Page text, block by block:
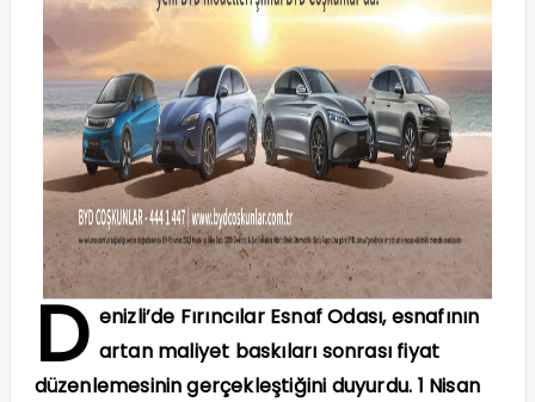
D enizli’de Fırıncılar Esnaf Odası, esnafının
artan maliyet baskıları sonrası fiyat
düzenlemesinin gerçekleştiğini duyurdu. 1 Nisan